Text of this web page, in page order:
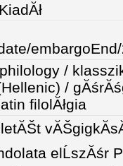
/
/
filolĂłgia